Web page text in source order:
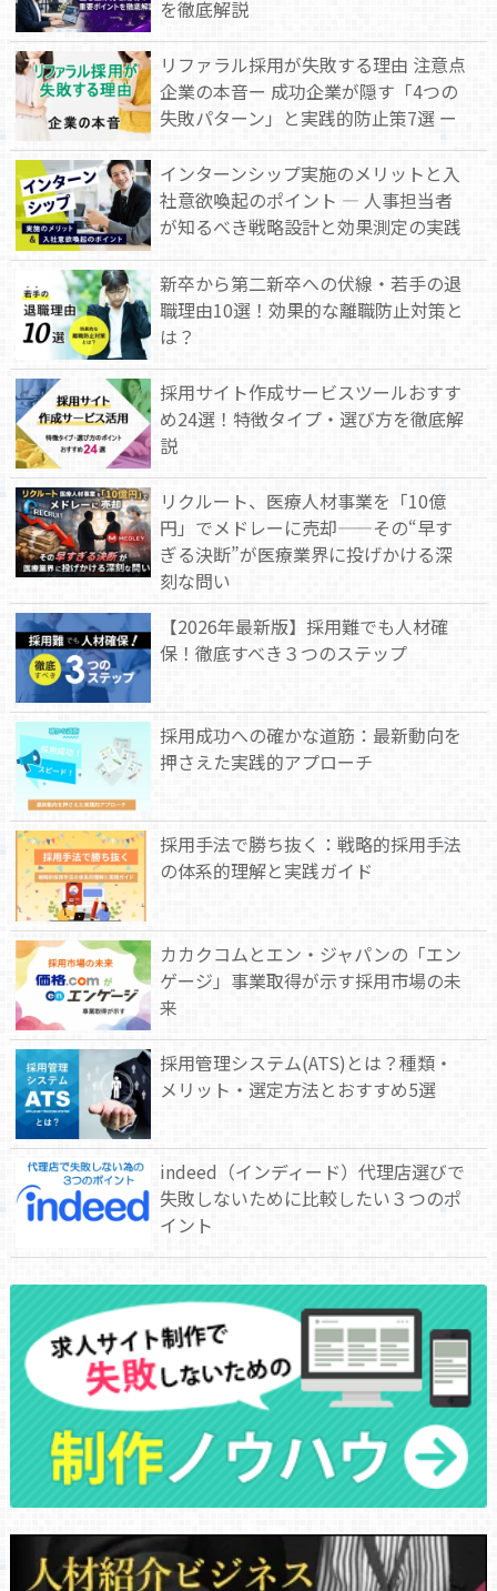
を徹底解説
リファラル採用が失敗する理由 注意点
企業の本音ー 成功企業が隠す「4つの
失敗パターン」と実践的防止策7選 ー
インターンシップ実施のメリットと入
社意欲喚起のポイント — 人事担当者
が知るべき戦略設計と効果測定の実践
新卒から第二新卒への伏線・若手の退
職理由10選！効果的な離職防止対策と
は？
採用サイト作成サービスツールおすす
め24選！特徴タイプ・選び方を徹底解
説
リクルート、医療人材事業を「10億
円」でメドレーに売却——その“早す
ぎる決断”が医療業界に投げかける深
刻な問い
【2026年最新版】採用難でも人材確
保！徹底すべき３つのステップ
採用成功への確かな道筋：最新動向を
押さえた実践的アプローチ
採用手法で勝ち抜く：戦略的採用手法
の体系的理解と実践ガイド
カカクコムとエン・ジャパンの「エン
ゲージ」事業取得が示す採用市場の未
来
採用管理システム(ATS)とは？種類・
メリット・選定方法とおすすめ5選
indeed（インディード）代理店選びで
失敗しないために比較したい３つのポ
イント